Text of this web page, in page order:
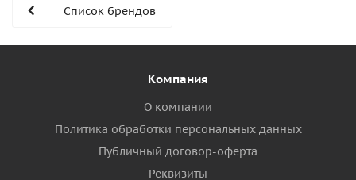
Список брендов
Компания
О компании
Политика обработки персональных данных
Публичный договор-оферта
Реквизиты